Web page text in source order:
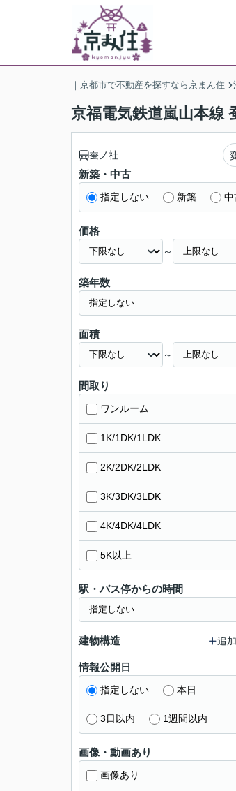
｜京都市で不動産を探すなら京まん住
京福電気鉄道嵐山本線
蚕ノ社
新築・中古
指定しない 新築 中
価格
～
築年数
面積
～
間取り
ワンルーム
1K/1DK/1LDK
2K/2DK/2LDK
3K/3DK/3LDK
4K/4DK/4LDK
5K以上
駅・バス停からの時間
建物構造 追
情報公開日
指定しない 本日
3日以内 1週間以内
画像・動画あり
画像あり